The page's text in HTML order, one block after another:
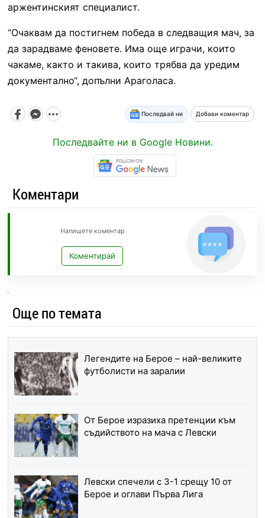
аржентинският специалист.
“Очаквам да постигнем победа в следващия мач, за
да зарадваме феновете. Има още играчи, които
чакаме, както и такива, които трябва да уредим
документално“, допълни Араголаса.
Последвай ни Добави коментар
Последвайте ни в Google Новини.
Коментари
Напишете коментар
Коментирай
Още по темата
Легендите на Берое – най-великите
футболисти на заралии
От Берое изразиха претенции към
съдийството на мача с Левски
Левски спечели с 3-1 срещу 10 от
Берое и оглави Първа Лига